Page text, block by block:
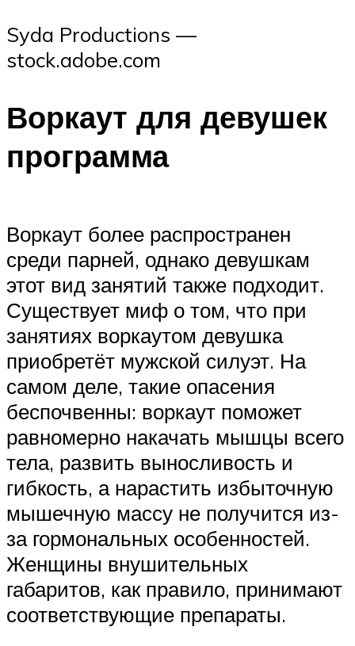
Syda Productions —
stock.adobe.com
Воркаут для девушек
программа
Воркаут более распространен
среди парней, однако девушкам
этот вид занятий также подходит.
Существует миф о том, что при
занятиях воркаутом девушка
приобретёт мужской силуэт. На
самом деле, такие опасения
беспочвенны: воркаут поможет
равномерно накачать мышцы всего
тела, развить выносливость и
гибкость, а нарастить избыточную
мышечную массу не получится из-
за гормональных особенностей.
Женщины внушительных
габаритов, как правило, принимают
соответствующие препараты.